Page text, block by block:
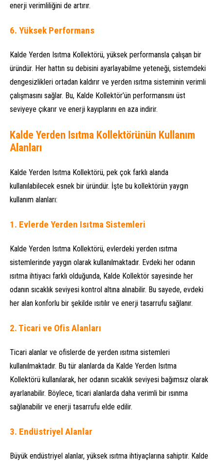
enerji verimliliğini de artırır.
6. Yüksek Performans
Kalde Yerden Isıtma Kollektörü, yüksek performansla çalışan bir
üründür. Her hattın su debisini ayarlayabilme yeteneği, sistemdeki
dengesizlikleri ortadan kaldırır ve yerden ısıtma sisteminin verimli
çalışmasını sağlar. Bu, Kalde Kollektör’ün performansını üst
seviyeye çıkarır ve enerji kayıplarını en aza indirir.
Kalde Yerden Isıtma Kollektörünün Kullanım
Alanları
Kalde Yerden Isıtma Kollektörü, pek çok farklı alanda
kullanılabilecek esnek bir üründür. İşte bu kollektörün yaygın
kullanım alanları:
1. Evlerde Yerden Isıtma Sistemleri
Kalde Yerden Isıtma Kollektörü, evlerdeki yerden ısıtma
sistemlerinde yaygın olarak kullanılmaktadır. Evdeki her odanın
ısıtma ihtiyacı farklı olduğunda, Kalde Kollektör sayesinde her
odanın sıcaklık seviyesi kontrol altına alınabilir. Bu sayede, evdeki
her alan konforlu bir şekilde ısıtılır ve enerji tasarrufu sağlanır.
2.Ticari ve Ofis Alanları
Ticari alanlar ve ofislerde de yerden ısıtma sistemleri
kullanılmaktadır. Bu tür alanlarda da Kalde Yerden Isıtma
Kollektörü kullanılarak, her odanın sıcaklık seviyesi bağımsız olarak
ayarlanabilir. Böylece, ticari alanlarda daha verimli bir ısınma
sağlanabilir ve enerji tasarrufu elde edilir.
3. Endüstriyel Alanlar
Büyük endüstriyel alanlar, yüksek ısıtma ihtiyaçlarına sahiptir. Kalde